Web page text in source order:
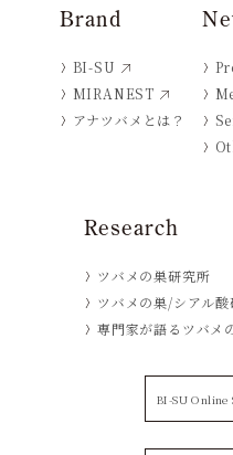
Brand
BI-SU
MIRANEST
アナツバメとは？
Research
ツバメの巣研究所
ツバメの巣/シアル酸
専門家が語るツバメ
BI-SU Online